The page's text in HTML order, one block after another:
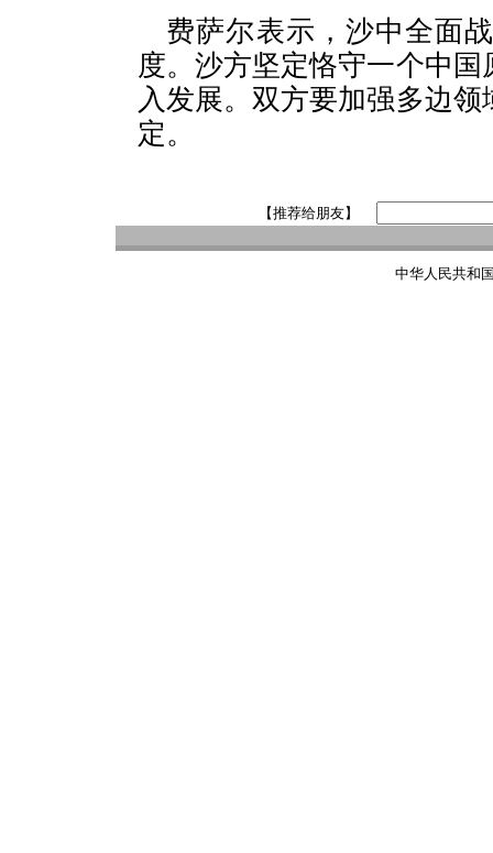
费萨尔表示，沙中全面
度。沙方坚定恪守一个中
入发展。双方要加强多边
定。
【推荐给朋友】
中华人民共和